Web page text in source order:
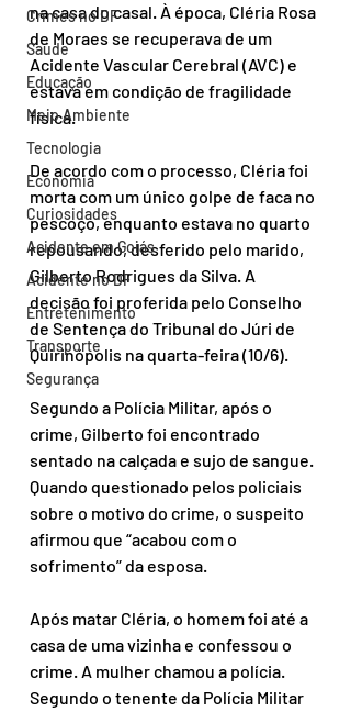
Crimes no DF
Saúde
Educação
Meio Ambiente
Tecnologia
Economia
Curiosidades
Acidente em Goiás
Acidente no DF
Entretenimento
Transporte
Segurança
na casa do casal. À época, Cléria Rosa
de Moraes se recuperava de um
Acidente Vascular Cerebral (AVC) e
estava em condição de fragilidade
física.
De acordo com o processo, Cléria foi
morta com um único golpe de faca no
pescoço, enquanto estava no quarto
repousando, desferido pelo marido,
Gilberto Rodrigues da Silva. A
decisão foi proferida pelo Conselho
de Sentença do Tribunal do Júri de
Quirinópolis na quarta-feira (10/6).
Segundo a Polícia Militar, após o
crime, Gilberto foi encontrado
sentado na calçada e sujo de sangue.
Quando questionado pelos policiais
sobre o motivo do crime, o suspeito
afirmou que “acabou com o
sofrimento” da esposa.
Após matar Cléria, o homem foi até a
casa de uma vizinha e confessou o
crime. A mulher chamou a polícia.
Segundo o tenente da Polícia Militar